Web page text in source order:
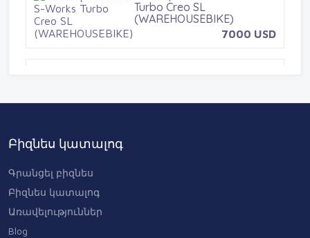
Turbo Creo SL
(WAREHOUSEBIKE)
7000 USD
Բիզնես կատալոգ
Գրանցել բիզնես
Բիզնես կատալոգ
Առավելություններ
Blog